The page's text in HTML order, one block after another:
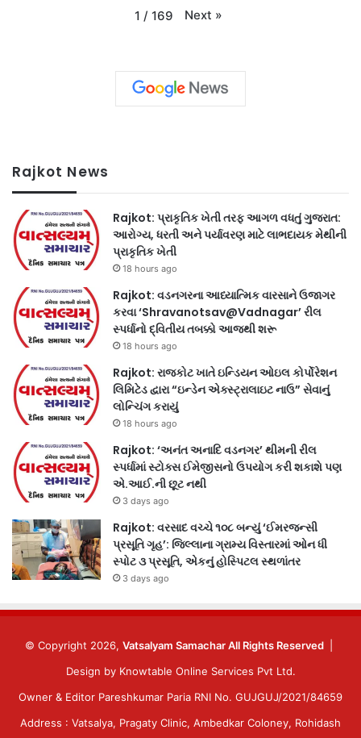
1 / 169 Next »
Rajkot News
Rajkot: પ્રાકૃતિક ખેતી તરફ આગળ વધતું ગુજરાત:
આરોગ્ય, ધરતી અને પર્યાવરણ માટે લાભદાયક મેથીની
પ્રાકૃતિક ખેતી
18 hours ago
Rajkot: વડનગરના આધ્યાત્મિક વારસાને ઉજાગર
કરવા ‘Shravanotsav@Vadnagar’ રીલ
સ્પર્ધાનો દ્વિતીય તબક્કો આજથી શરૂ
18 hours ago
Rajkot: રાજકોટ ખાતે ઇન્ડિયન ઓઇલ કોર્પોરેશન
લિમિટેડ દ્વારા “ઇન્ડેન એક્સ્ટ્રાલાઇટ નાઉ” સેવાનું
લોન્ચિંગ કરાયું
18 hours ago
Rajkot: ‘અનંત અનાદિ વડનગર’ થીમની રીલ
સ્પર્ધામાં સ્ટોક્સ ઈમેજીસનો ઉપયોગ કરી શકાશે પણ
એ.આઈ.ની છૂટ નથી
3 days ago
Rajkot: વરસાદ વચ્ચે ૧૦૮ બન્યું ‘ઈમરજન્સી
પ્રસૂતિ ગૃહ’: જિલ્લાના ગ્રામ્ય વિસ્તારમાં ઓન ધી
સ્પોટ ૩ પ્રસૂતિ, એકનું હોસ્પિટલ સ્થળાંતર
3 days ago
© Copyright 2026, Vatsalyam Samachar All Rights Reserved
Design by Knowtable Online Services Pvt Ltd.
Owner & Editor Pareshkumar Paria RNI No. GUJGUJ/2021/84659
Address : Vatsalya, Pragaty Clinic, Ambedkar Coloney, Rohidash